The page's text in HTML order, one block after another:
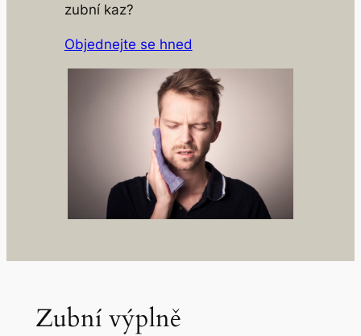
zubní kaz?
Objednejte se hned
Zubní výplně